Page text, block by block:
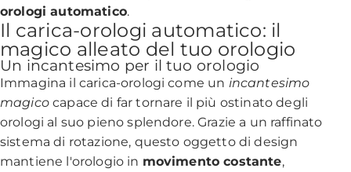
orologi automatico.
Il carica-orologi automatico: il
magico alleato del tuo orologio
Un incantesimo per il tuo orologio
Immagina il carica-orologi come un incantesimo
magicocapace di far tornare il più ostinato degli
orologi al suo pieno splendore. Grazie a un raffinato
sistema di rotazione, questo oggetto di design
mantiene l'orologio in movimento costante,